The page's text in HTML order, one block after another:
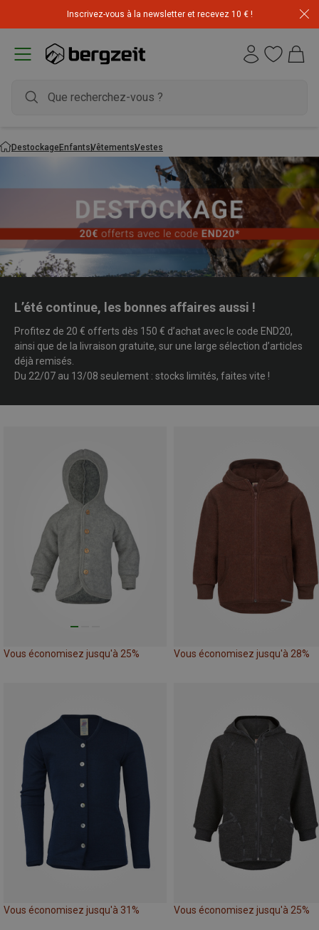
Inscrivez-vous à la newsletter et recevez 10 € !
Déstockage : 20 € offerts avec le code END20
DestockageEnfantsVêtementsVestes
L’été continue, les bonnes affaires aussi !
Profitez de 20 € offerts dès 150 € d’achat avec le code END20,
ainsi que de la livraison gratuite, sur une large sélection d’articles
déjà remisés.
Du 22/07 au 13/08 seulement : stocks limités, faites vite !
Vous économisez jusqu'à 25% Vous économisez jusqu'à 28%
Vous économisez jusqu'à 31% Vous économisez jusqu'à 25%